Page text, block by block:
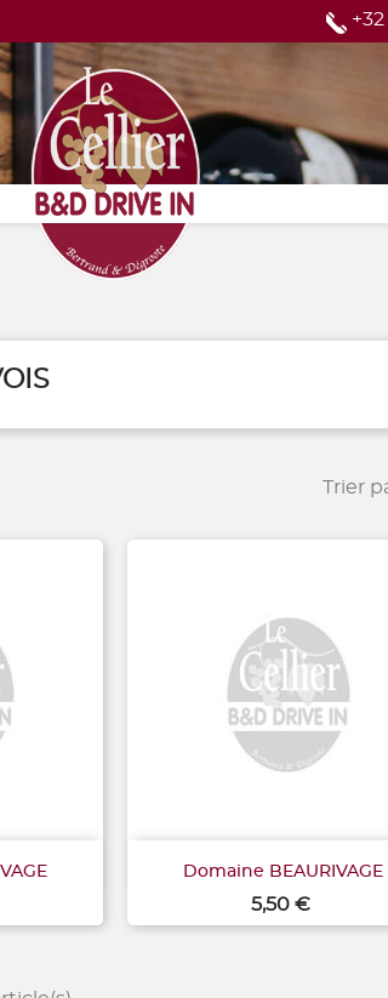
Page d'accueil
Trier
Domaine BEAURIVAGE
Prix
5,50 €
Aperçu rapide